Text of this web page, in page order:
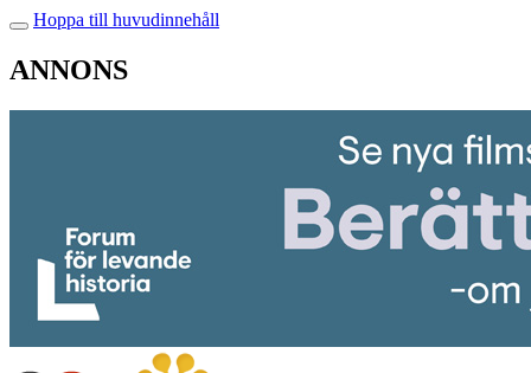
Hoppa till huvudinnehåll
ANNONS